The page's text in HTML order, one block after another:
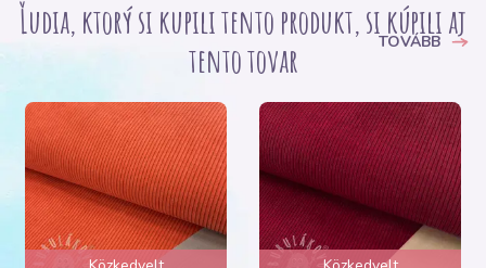
Ľudia, ktorý si kupili tento produkt, si kúpili aj
tento tovar
TOVÁBB